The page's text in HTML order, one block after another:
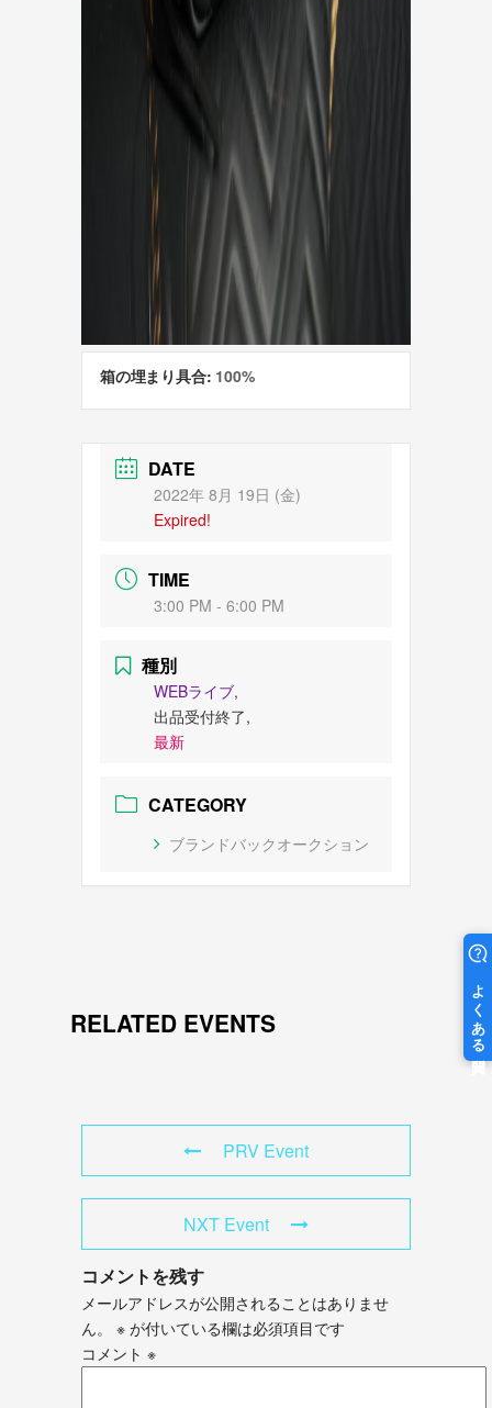
箱の埋まり具合: 100%
DATE
2022年 8月 19日 (金)
Expired!
TIME
3:00 PM - 6:00 PM
種別
WEBライブ,
出品受付終了,
最新
CATEGORY
ブランドバックオークション
RELATED EVENTS
PRV Event
NXT Event
コメントを残す
メールアドレスが公開されることはありませ
ん。
※ が付いている欄は必須項目です
コメント ※